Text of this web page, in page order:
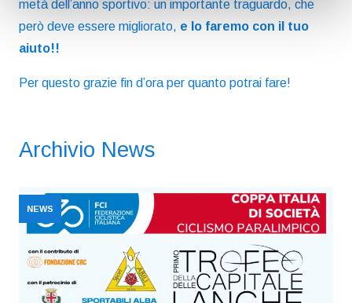
metà dell’anno sportivo: un importante traguardo, che
però deve essere migliorato, e lo faremo con il tuo
aiuto!!
Per questo grazie fin d’ora per quanto potrai fare!
Archivio News
NEWS